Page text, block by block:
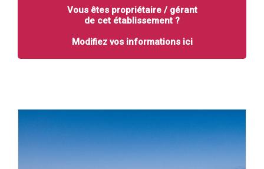
Vous êtes propriétaire / gérant
de cet établissement ?
Modifiez vos informations ici